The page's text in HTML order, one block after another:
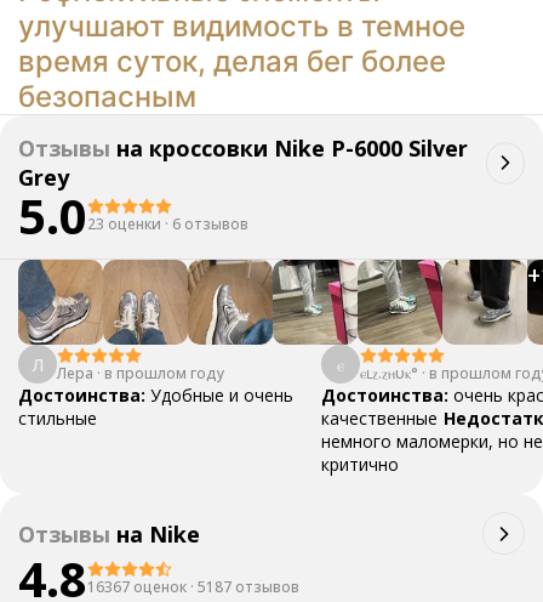
улучшают видимость в темное
время суток, делая бег более
безопасным
Отзывы на кроссовки Nike P-6000 Silver
Grey
5.023 оценки · 6 отзывов
+
Л Лера · в прошлом году
Достоинства: Удобные и очень
стильные
ⲉ ⲉⳑⲍ.ⲍⲏυⲕ° · в прошлом
Достоинства: очень
качественные
немного маломерки, но не
критично
Отзывы на Nike
4.816367 оценок · 5187 отзывов